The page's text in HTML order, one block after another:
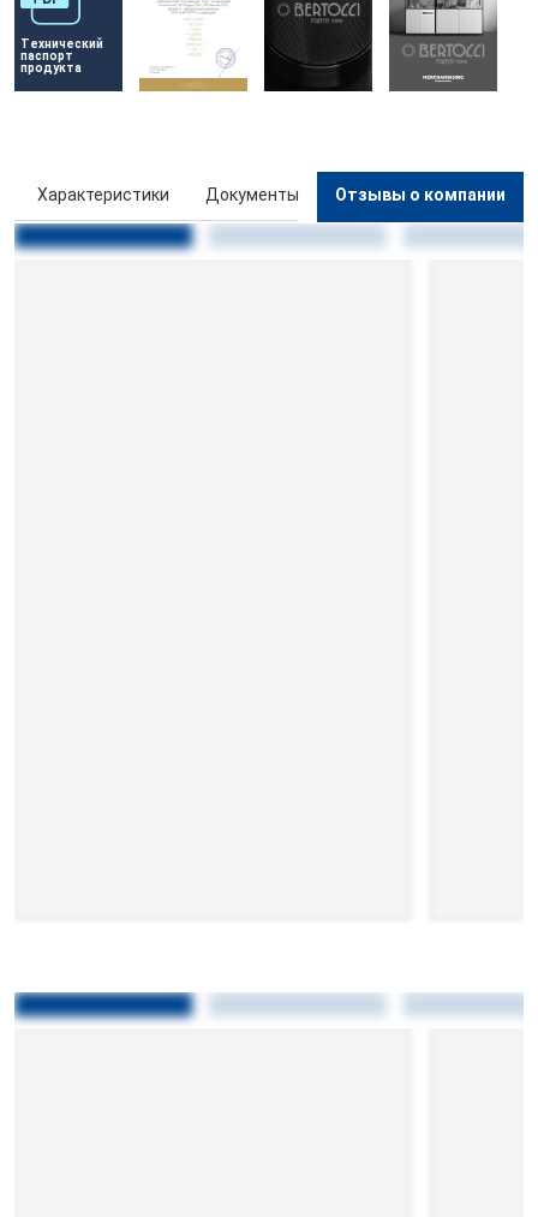
Технический
паспорт
продукта
Характеристики Документы Отзывы о компании